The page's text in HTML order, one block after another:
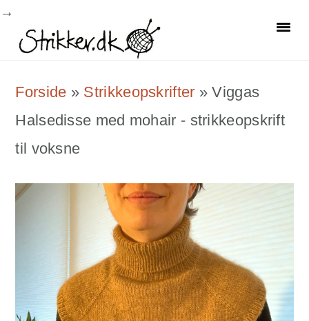
Skip
navigation
Skip
content
Skip
sidebar
Forside » Strikkeopskrifter »Viggas
Halsedisse med mohair - strikkeopskrift
til voksne